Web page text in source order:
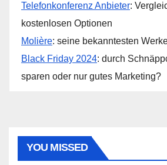
Telefonkonferenz Anbieter:
kostenlosen Optionen
Molière: seine bekanntesten
Black Friday 2024: durch
sparen oder nur gutes Marketing?
YOU MISSED